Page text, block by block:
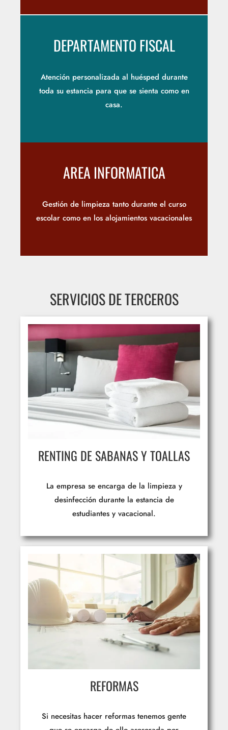
DEPARTAMENTO FISCAL
Atención personalizada al huésped durante
toda su estancia para que se sienta como en
casa.
AREA INFORMATICA
Gestión de limpieza tanto durante el curso
escolar como en los alojamientos vacacionales
SERVICIOS DE TERCEROS
RENTING DE SABANAS Y TOALLAS
La empresa se encarga de la limpieza y
desinfección durante la estancia de
estudiantes y vacacional.
REFORMAS
Si necesitas hacer reformas tenemos gente